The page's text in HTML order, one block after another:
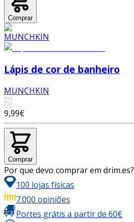
Comprar
Lápis de cor de banheiro
MUNCHKIN
9,99€
Comprar
Por que devo comprar em drim.es?
100 lojas físicas
7.000 opiniões
Portes grátis a partir de 60€